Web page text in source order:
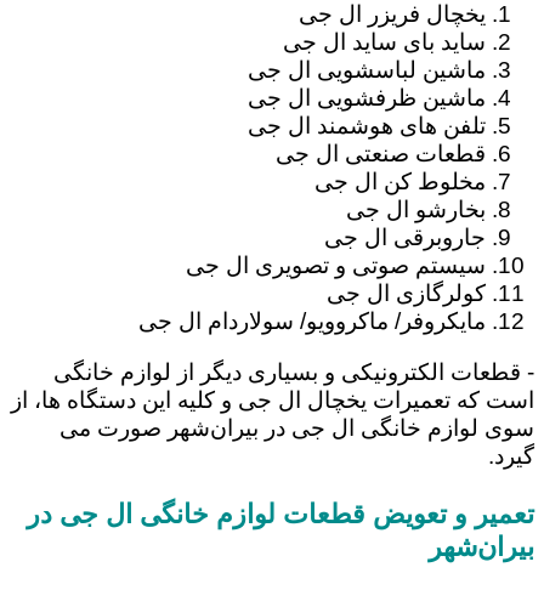
یخچال فریزر ال جی
ساید بای ساید ال جی
ماشین لباسشویی ال جی
ماشین ظرفشویی ال جی
تلفن های هوشمند ال جی
قطعات صنعتی ال جی
مخلوط کن ال جی
بخارشو ال جی
جاروبرقی ال جی
سیستم صوتی و تصویری ال جی
کولرگازی ال جی
مایکروفر/ ماکروویو/ سولاردام ال جی
- قطعات الکترونیکی و بسیاری دیگر از لوازم خانگی
است که تعمیرات یخچال ال جی و کلیه این دستگاه ها، از
سوی لوازم خانگی ال جی در بیران‌شهر صورت می
گیرد.
تعمیر و تعویض قطعات لوازم خانگی ال جی در
بیران‌شهر